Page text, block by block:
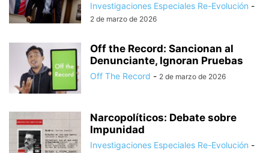
Investigaciones Especiales Re-Evolución -
2 de marzo de 2026
Off the Record: Sancionan al
Denunciante, Ignoran Pruebas
Off The Record - 2 de marzo de 2026
Narcopolíticos: Debate sobre
Impunidad
Investigaciones Especiales Re-Evolución -